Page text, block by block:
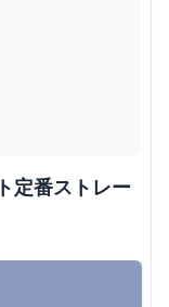
定番ストレー